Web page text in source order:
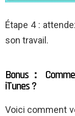
Étape 4 :
son travail.
Bonus：
iTunes ?
Voici comment